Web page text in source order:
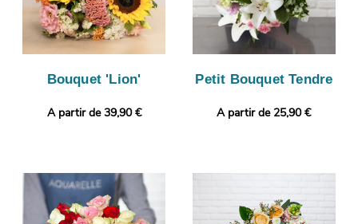
Bouquet 'Lion'
A partir de 39,90 €
Petit Bouquet Tendre
A partir de 25,90 €